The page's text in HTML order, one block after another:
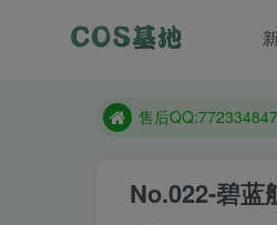
防失联：百度搜索
售后QQ:772334847
No.022-碧蓝